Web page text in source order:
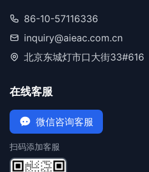
86-10-57116336
inquiry@aieac.com.cn
北京东城灯市口大街33#616
在线客服
微信咨询客服
扫码添加客服